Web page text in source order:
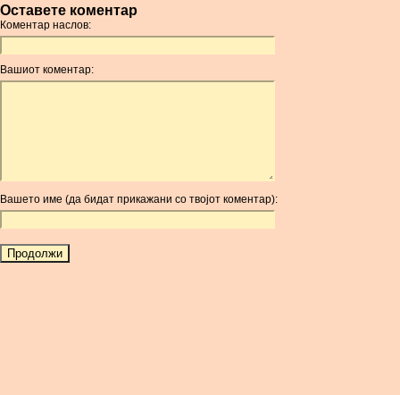
Оставете коментар
Коментар наслов:
Вашиот коментар:
Вашето име (да бидат прикажани со твојот коментар):